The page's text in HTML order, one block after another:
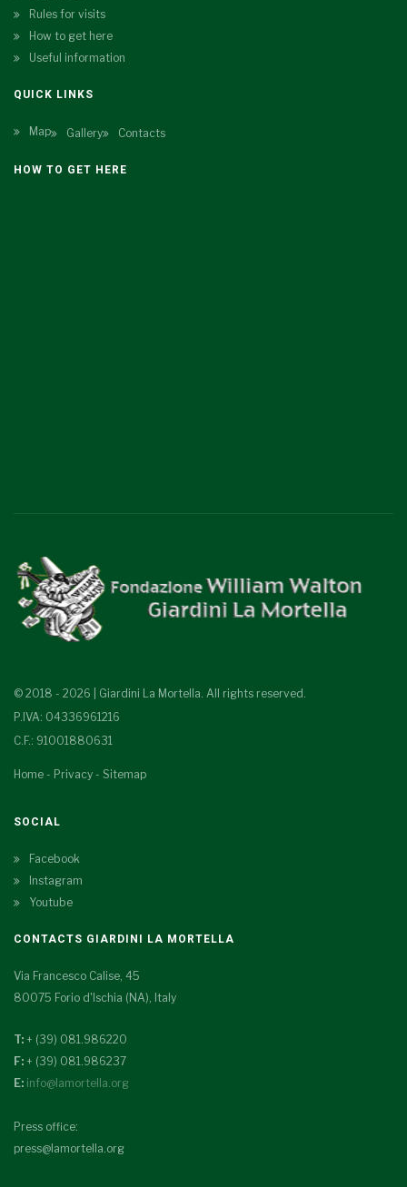
Rules for visits
How to get here
Useful information
QUICK LINKS
Map Gallery Contacts
HOW TO GET HERE
© 2018 - 2026 | Giardini La Mortella. All rights reserved.
P.IVA: 04336961216
C.F.: 91001880631
Home - Privacy - Sitemap
SOCIAL
Facebook
Instagram
Youtube
CONTACTS GIARDINI LA MORTELLA
Via Francesco Calise, 45
80075 Forio d'Ischia (NA), Italy
T: + (39) 081.986220
F: + (39) 081.986237
E: info@lamortella.org
Press office:
press@lamortella.org